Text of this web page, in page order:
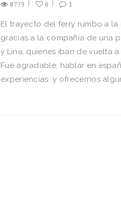
8779 6 1
El trayecto del ferry rumbo a la
gracias a la compañía de una
y Lina, quienes iban de vuelta
Fue agradable, hablar en
experiencias y ofrecernos